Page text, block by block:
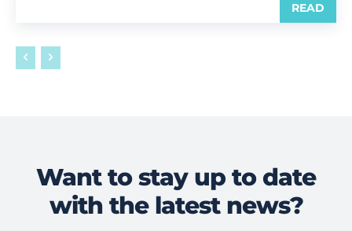
READ
Want to stay up to date
with the latest news?